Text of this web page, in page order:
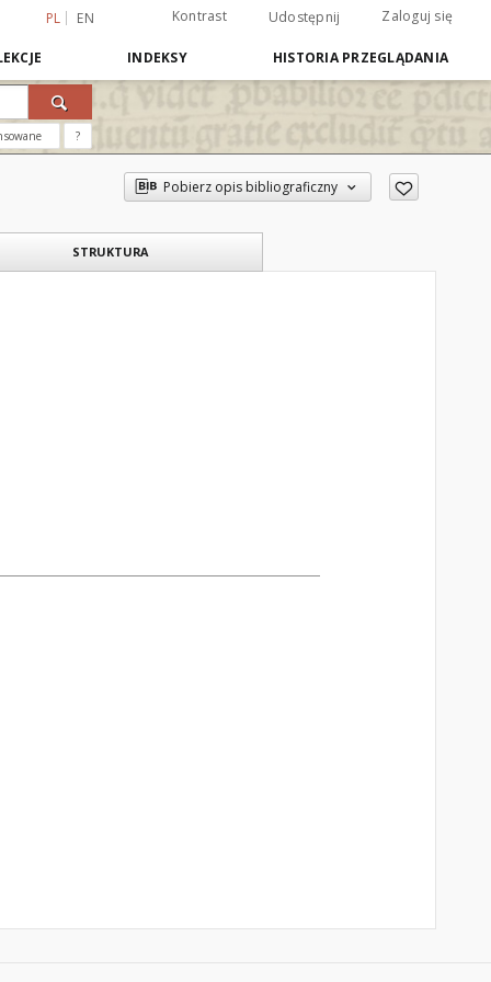
PL EN Kontrast Udostępnij Zaloguj się
INDEKSY HISTORIA PRZEGLĄDANIA
?
Pobierz opis bibliograficzny
STRUKTURA